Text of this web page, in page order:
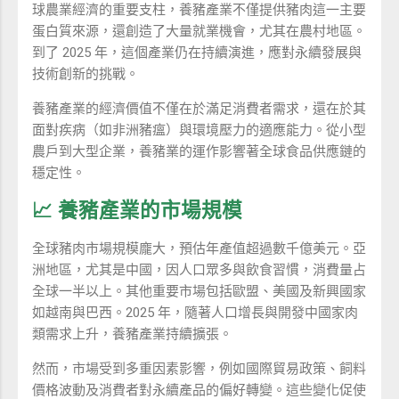
球農業經濟的重要支柱，養豬產業不僅提供豬肉這一主要
蛋白質來源，還創造了大量就業機會，尤其在農村地區。
到了 2025 年，這個產業仍在持續演進，應對永續發展與
技術創新的挑戰。
養豬產業的經濟價值不僅在於滿足消費者需求，還在於其
面對疾病（如非洲豬瘟）與環境壓力的適應能力。從小型
農戶到大型企業，養豬業的運作影響著全球食品供應鏈的
穩定性。
📈 養豬產業的市場規模
全球豬肉市場規模龐大，預估年產值超過數千億美元。亞
洲地區，尤其是中國，因人口眾多與飲食習慣，消費量占
全球一半以上。其他重要市場包括歐盟、美國及新興國家
如越南與巴西。2025 年，隨著人口增長與開發中國家肉
類需求上升，養豬產業持續擴張。
然而，市場受到多重因素影響，例如國際貿易政策、飼料
價格波動及消費者對永續產品的偏好轉變。這些變化促使